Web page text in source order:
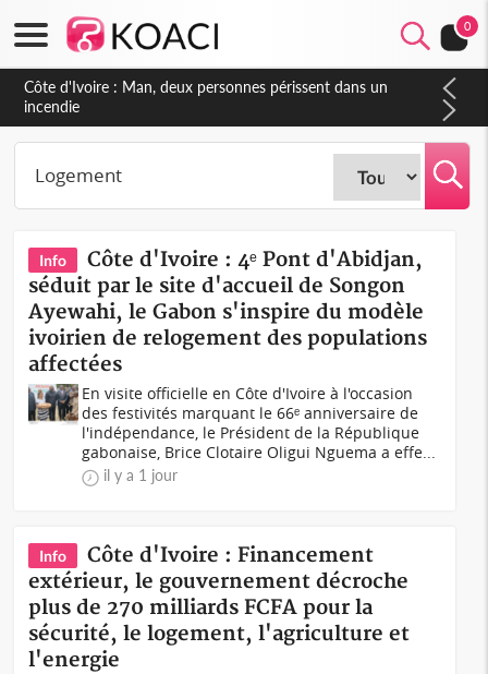
0
Côte d'Ivoire : Séileu, la célébration de la fête nationale
transformée en vaste campagne contre les produits
dépigmentants dangereux
Info
Côte d'Ivoire : 4ᵉ Pont d'Abidjan,
séduit par le site d'accueil de Songon
Ayewahi, le Gabon s'inspire du modèle
ivoirien de relogement des populations
affectées
En visite officielle en Côte d'Ivoire à l'occasion
des festivités marquant le 66ᵉ anniversaire de
l'indépendance, le Président de la République
gabonaise, Brice Clotaire Oligui Nguema a effe...
il y a 1 jour
Info
Côte d'Ivoire : Financement
extérieur, le gouvernement décroche
plus de 270 milliards FCFA pour la
sécurité, le logement, l'agriculture et
l'energie